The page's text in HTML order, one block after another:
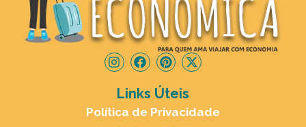
Links Úteis
Política de Privacidade